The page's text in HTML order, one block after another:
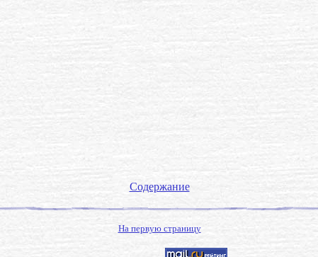
Содержание
На первую страницу